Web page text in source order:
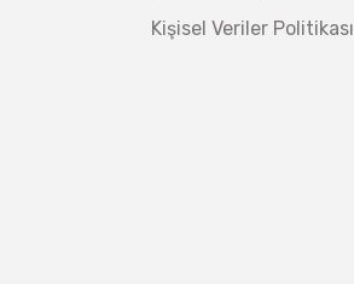
Kişisel Veriler Politikası